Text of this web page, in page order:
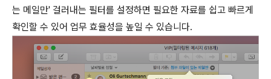
는 메일만' 걸러내는 필터를 설정하면 필요한 자료를 쉽고 빠르게
확인할 수 있어 업무 효율성을 높일 수 있습니다.